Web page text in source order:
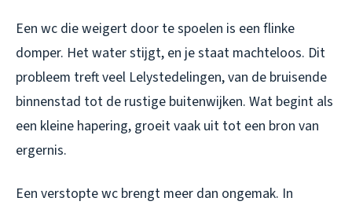
Een wc die weigert door te spoelen is een flinke
domper. Het water stijgt, en je staat machteloos. Dit
probleem treft veel Lelystedelingen, van de bruisende
binnenstad tot de rustige buitenwijken. Wat begint als
een kleine hapering, groeit vaak uit tot een bron van
ergernis.
Een verstopte wc brengt meer dan ongemak. In